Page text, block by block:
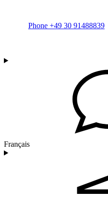
Phone +49 30 91488839
Français